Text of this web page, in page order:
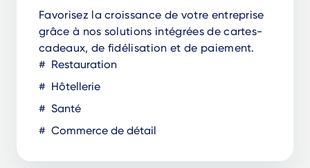
Favorisez la croissance de votre entreprise
grâce à nos solutions intégrées de cartes-
cadeaux, de fidélisation et de paiement.
Restauration
Hôtellerie
Santé
Commerce de détail